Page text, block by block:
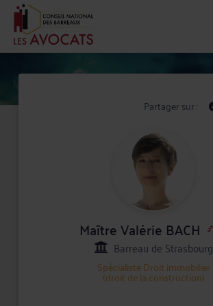
Partager sur :
Maître Valérie BACH
Barreau de Strasbourg
SpécialisteDroit immobilier
(droit de la construction)